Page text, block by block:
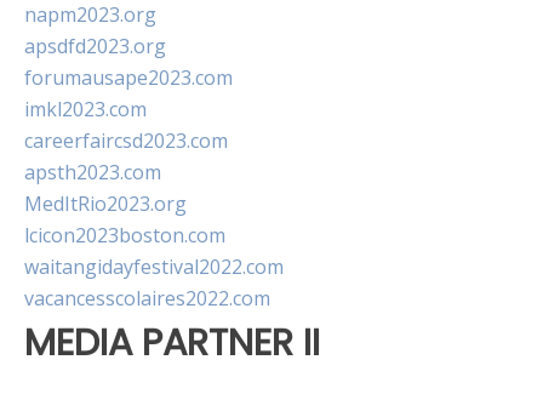
napm2023.org
apsdfd2023.org
forumausape2023.com
imkl2023.com
careerfaircsd2023.com
apsth2023.com
MedItRio2023.org
lcicon2023boston.com
waitangidayfestival2022.com
vacancesscolaires2022.com
MEDIA PARTNER II